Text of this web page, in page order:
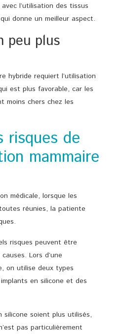
l’utilisation des tissus
donne un meilleur aspect.
peu plus
hybride requiert l’utilisation
est plus favorable, car les
moins chers chez les
risques de
mammaire
médicale, lorsque les
réunies, la patiente
risques peuvent être
Lors d’une
on utilise deux types
en silicone et des
silicone soient plus utilisés,
pas particulièrement